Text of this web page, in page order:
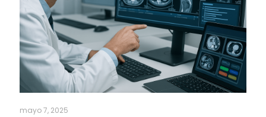
mayo 7, 2025